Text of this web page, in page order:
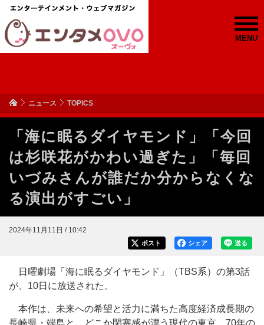
MENU
ニュース TOPICS
「海に眠るダイヤモンド」「今回
は杉咲花がかわい過ぎた」「毎回
いづみさんが誰だか分からなくな
る演出がすごい」
2024年11月11日 / 10:42
送る
シェア
ポスト
日曜劇場「海に眠るダイヤモンド」（TBS系）の第3話
が、10日に放送された。
本作は、未来への希望と活力に満ちた高度経済成長期の
長崎県・端島と、どこか閉塞感が漂う現代の東京。70年の